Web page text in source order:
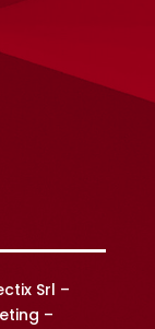
Srl –
–